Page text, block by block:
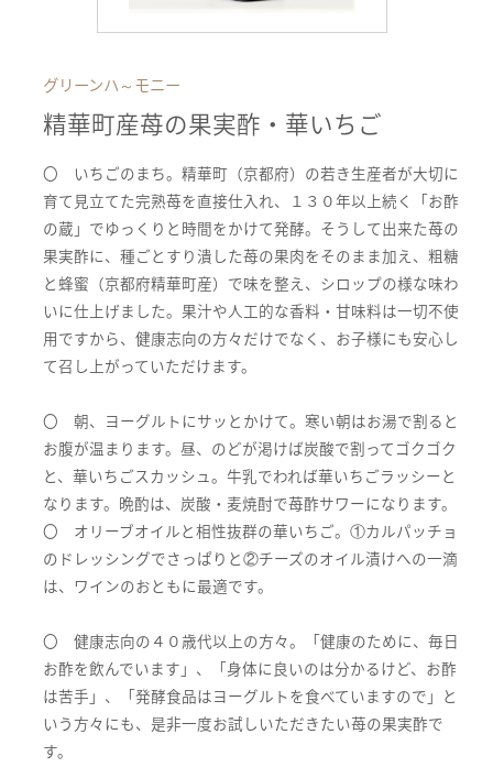
グリーンハ～モニー
精華町産苺の果実酢・華いちご
〇 いちごのまち。精華町（京都府）の若き生産者が大切に
育て見立てた完熟苺を直接仕入れ、１３０年以上続く「お酢
の蔵」でゆっくりと時間をかけて発酵。そうして出来た苺の
果実酢に、種ごとすり潰した苺の果肉をそのまま加え、粗糖
と蜂蜜（京都府精華町産）で味を整え、シロップの様な味わ
いに仕上げました。果汁や人工的な香料・甘味料は一切不使
用ですから、健康志向の方々だけでなく、お子様にも安心し
て召し上がっていただけます。
〇 朝、ヨーグルトにサッとかけて。寒い朝はお湯で割ると
お腹が温まります。昼、のどが渇けば炭酸で割ってゴクゴク
と、華いちごスカッシュ。牛乳でわれば華いちごラッシーと
なります。晩酌は、炭酸・麦焼酎で苺酢サワーになります。
〇 オリーブオイルと相性抜群の華いちご。①カルパッチョ
のドレッシングでさっぱりと②チーズのオイル漬けへの一滴
は、ワインのおともに最適です。
〇 健康志向の４０歳代以上の方々。「健康のために、毎日
お酢を飲んでいます」、「身体に良いのは分かるけど、お酢
は苦手」、「発酵食品はヨーグルトを食べていますので」と
いう方々にも、是非一度お試しいただきたい苺の果実酢で
す。